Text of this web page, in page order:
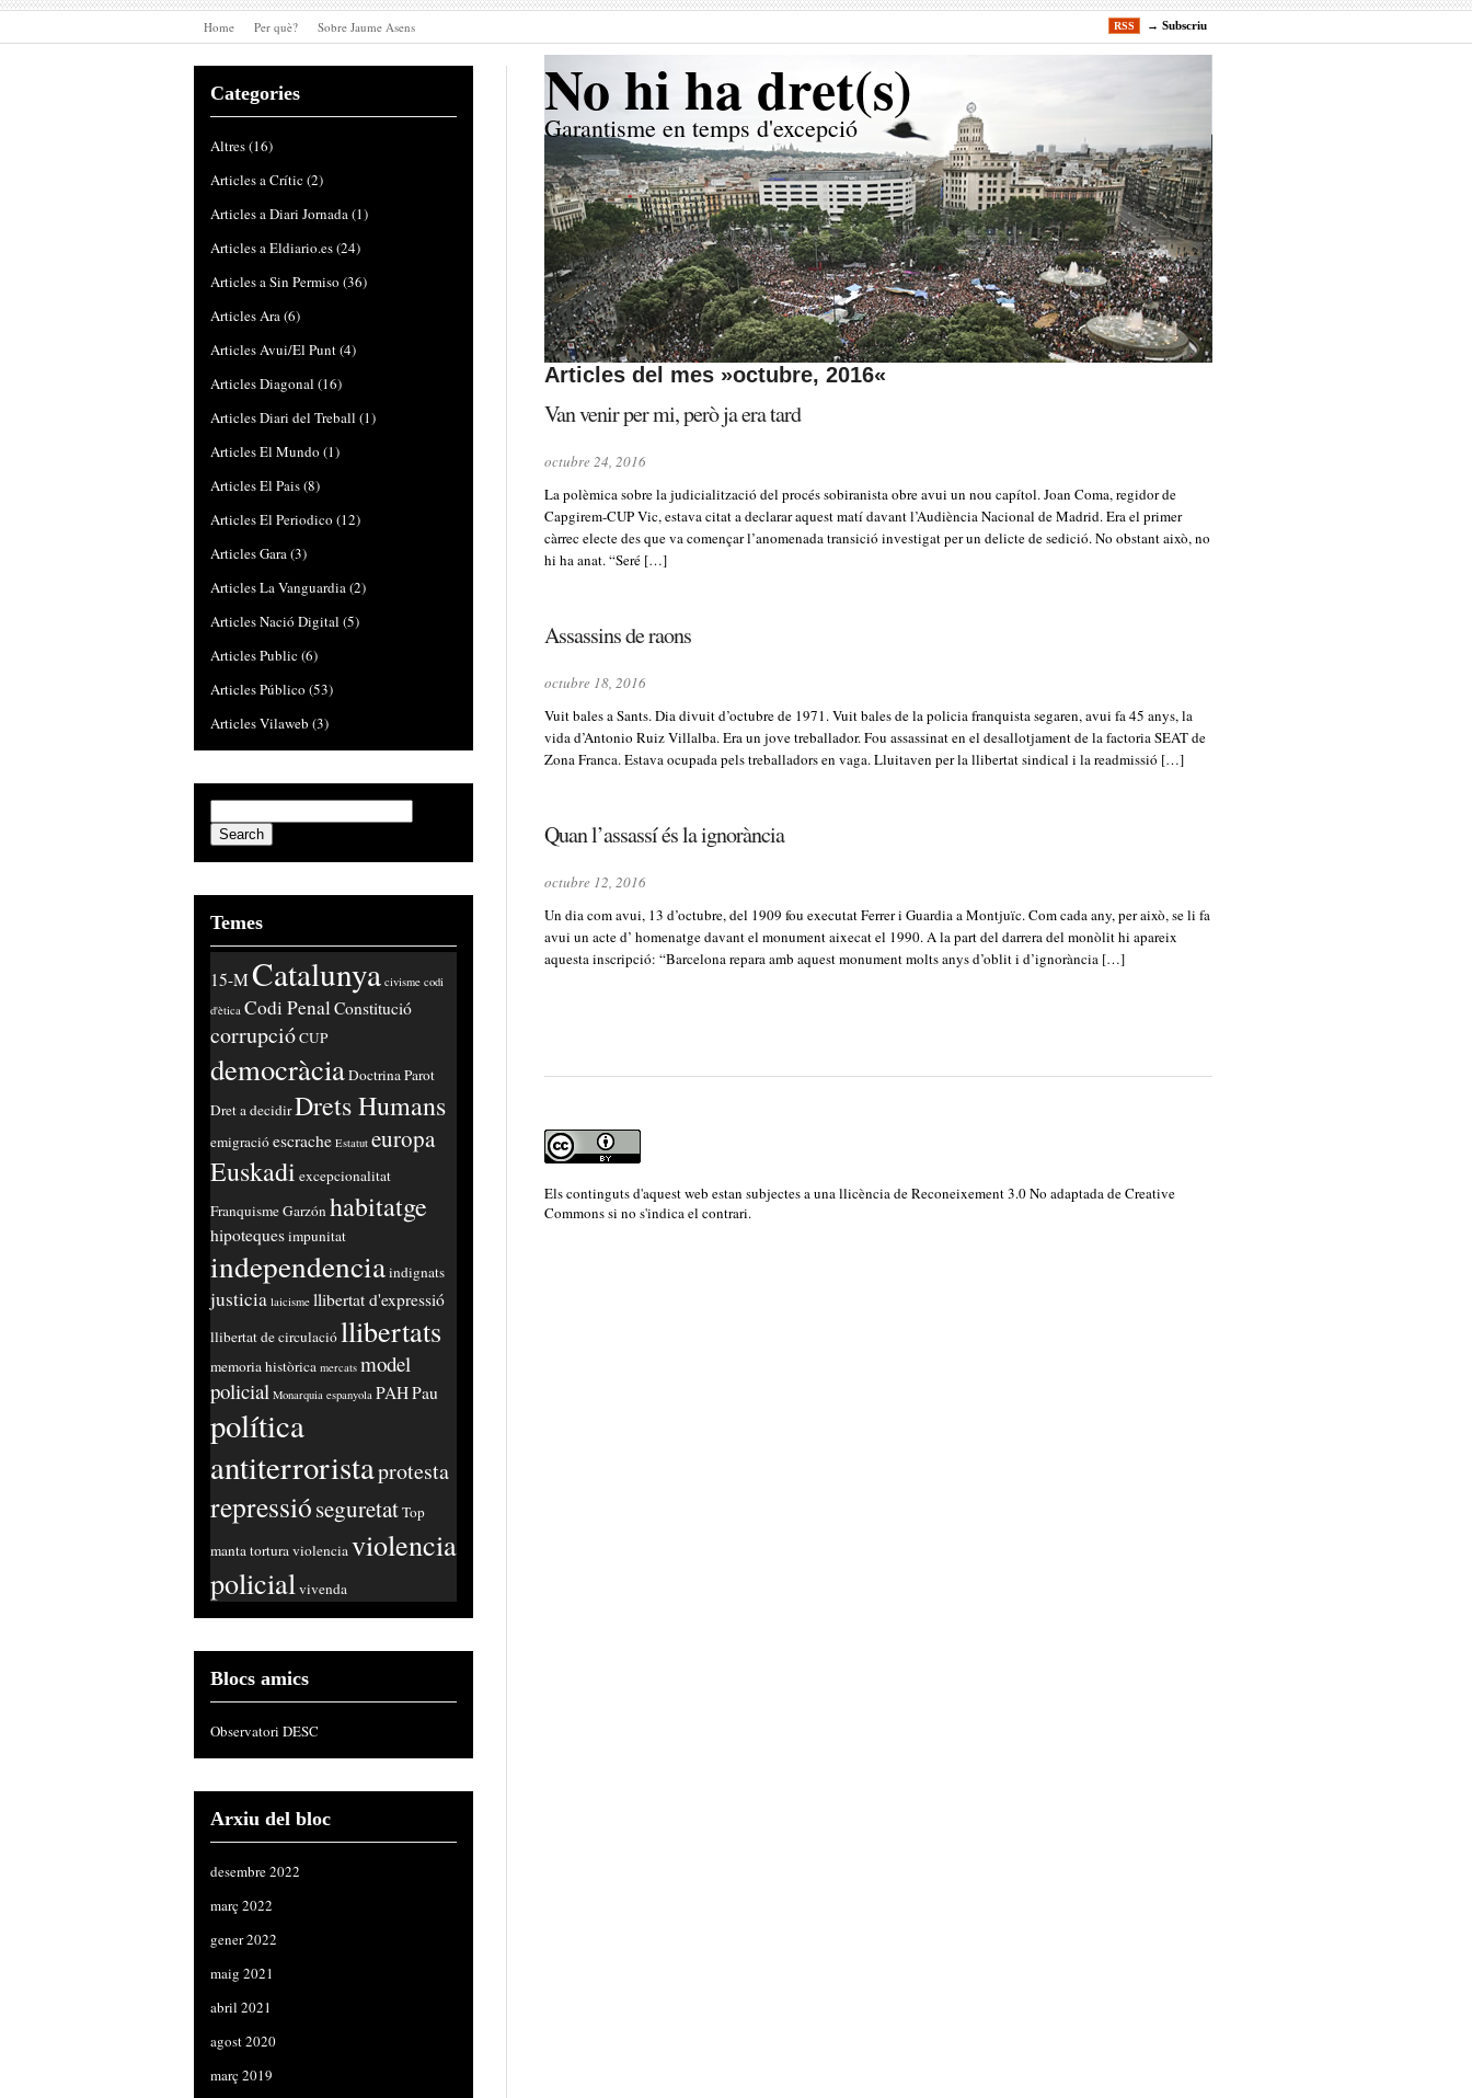
Home Per què? Sobre Jaume Asens RSS → Subscriu
No hi ha dret(s)
Garantisme en temps d'excepció
Articles del mes »octubre, 2016«
Van venir per mi, però ja era tard
octubre 24, 2016
La polèmica sobre la judicialització del procés sobiranista obre avui un nou capítol. Joan Coma, regidor de
Capgirem-CUP Vic, estava citat a declarar aquest matí davant l’Audiència Nacional de Madrid. Era el primer
càrrec electe des que va començar l’anomenada transició investigat per un delicte de sedició. No obstant això, no
hi ha anat. “Seré […]
Assassins de raons
octubre 18, 2016
Vuit bales a Sants. Dia divuit d’octubre de 1971. Vuit bales de la policia franquista segaren, avui fa 45 anys, la
vida d’Antonio Ruiz Villalba. Era un jove treballador. Fou assassinat en el desallotjament de la factoria SEAT de
Zona Franca. Estava ocupada pels treballadors en vaga. Lluitaven per la llibertat sindical i la readmissió […]
Quan l’assassí és la ignorància
octubre 12, 2016
Un dia com avui, 13 d’octubre, del 1909 fou executat Ferrer i Guardia a Montjuïc. Com cada any, per això, se li fa
avui un acte d’ homenatge davant el monument aixecat el 1990. A la part del darrera del monòlit hi apareix
aquesta inscripció: “Barcelona repara amb aquest monument molts anys d’oblit i d’ignorància […]
Categories
Altres(16)
Articles a Crític(2)
Articles a Diari Jornada(1)
Articles a Eldiario.es(24)
Articles a Sin Permiso (36)
Articles Ara(6)
Articles Avui/El Punt(4)
Articles Diagonal (16)
Articles Diari del Treball (1)
Articles El Mundo (1)
Articles El Pais(8)
Articles El Periodico (12)
Articles Gara(3)
Articles La Vanguardia(2)
Articles Nació Digital (5)
Articles Public(6)
Articles Público (53)
Articles Vilaweb (3)
Temes
15-MCatalunya civisme codi
d'ètica Codi PenalConstitució
corrupcióCUP
democràciaDoctrina Parot
Dret a decidirDrets Humans
emigracióescrache Estatut europa
Euskadi excepcionalitat
FranquismeGarzónhabitatge
hipotequesimpunitat
independenciaindignats
justicia laicisme llibertat d'expressió
llibertat de circulacióllibertats
memoria històrica mercats model
policial Monarquia espanyola PAHPau
política
antiterroristaprotesta
repressióseguretatTop
mantatorturaviolenciaviolencia
policialvivenda
Blocs amics
Observatori DESC
Arxiu del bloc
desembre 2022
març 2022
gener 2022
maig 2021
abril 2021
agost 2020
març 2019
Els continguts d'aquest web estan subjectes a una llicència deReconeixement 3.0 No adaptada de Creative
Commonssi no s'indica el contrari.